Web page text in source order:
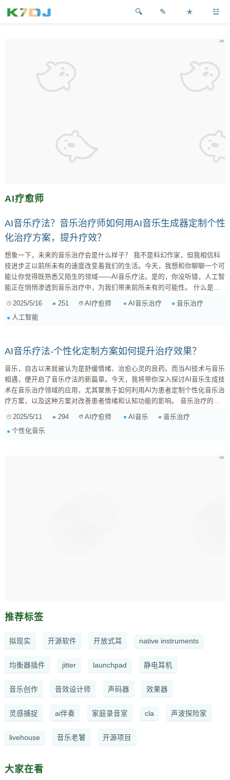
✎ ✭ ☳
AI疗愈师
AI音乐疗法？音乐治疗师如何用AI音乐生成器定制个性
化治疗方案，提升疗效？
想象一下，未来的音乐治疗会是什么样子？ 我不是科幻作家，但我相信科
技进步正以前所未有的速度改变着我们的生活。今天，我想和你聊聊一个可
能让你觉得既熟悉又陌生的领域——AI音乐疗法。是的，你没听错，人工智
能正在悄悄渗透到音乐治疗中，为我们带来前所未有的可能性。 什么是音
来说，音乐治疗是一种通过有计划地运用音乐和音乐体验，来达到治疗目的
的专业实践。它由受过专门训练的音乐治疗师进行，旨在改善患者的认知、
2025/5/16 251 AI疗愈师 AI音乐治疗
音乐治疗
人工智能
AI音乐疗法-个性化定制方案如何提升治疗效果？
音乐，自古以来就被认为是舒缓情绪、治愈心灵的良药。而当AI技术与音乐
相遇，便开启了音乐疗法的新篇章。今天，我将带你深入探讨AI音乐生成技
术在音乐治疗领域的应用，尤其聚焦于如何利用AI为患者定制个性化音乐治
疗方案，以及这种方案对改善患者情绪和认知功能的影响。 音乐治疗的基
况，包括他们的情感状态、认知水平、音乐偏好以及治疗目标，来选择或创
作音乐。这种个性化的方法是音乐治疗有效性的关键。然而，这种方式高度
2025/5/11 294 AI疗愈师 AI音乐
音乐治疗
个性化音乐
推荐标签
拟现实 开源软件 开放式耳 native instruments
均衡器插件 jitter launchpad 静电耳机
音乐创作 音效设计师 声码器 效果器
灵感捕捉 ai伴奏 家庭录音室 cla 声波探险家
livehouse 音乐老饕 开源项目
大家在看